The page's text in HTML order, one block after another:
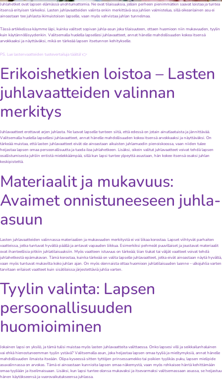
Juhlahetket ovat lapsen elämässä unohtumattomia. Ne ovat tilaisuuksia, jolloin perheen pienimmätkin saavat loistaa ja tuntea
itsensä erityisen tärkeiksi. Lasten juhlavaatteiden valinta onkin merkittävä osa juhlien valmistelua, sillä oikeanlainen asu ei
ainoastaan tee juhlasta ikimuistoisen lapselle, vaan myös vahvistaa juhlan tunnelmaa.
Tässä artikkelissa käymme läpi, kuinka valitset sopivan juhla-asun joka tilaisuuteen, ottaen huomioon niin mukavuuden, tyylin
kuin käytännöllisyydenkin. Valitsemalla huolella lapsellesi juhlavaatteet, annat hänelle mahdollisuuden kokea itsensä
arvokkaaksi ja näyttäväksi, mikä on tärkeää lapsen itsetunnon kehitykselle.
PS. Lue lastenvaatteiden tuotevertailuja täältä! 👉
Erikoishetkien loistoa – Lasten
juhlavaatteiden valinnan
merkitys
Juhlavaatteet erottavat arjen juhlasta. Ne luovat lapselle tunteen siitä, että edessä on jotain ainutlaatuista ja jännittävää.
Valitsemalla huolella lapsellesi juhlavaatteet, annat hänelle mahdollisuuden kokea itsensä arvokkaaksi ja näyttäväksi. On
tärkeää muistaa, että lasten juhlavaatteet eivät ole ainoastaan aikuisten juhlamuodin pienoiskoossa, vaan niiden tulee
heijastaa lapsen omaa persoonallisuutta ja tuoda iloa juhlahetkeen. Lisäksi, oikein valitut juhlavaatteet voivat tehdä lapsen
osallistumisesta juhliin entistä mielekkäämpää, sillä kun lapsi tuntee ylpeyttä asustaan, hän kokee itsensä osaksi juhlan
keskipistettä.
Materiaalit ja mukavuus:
Avaimet onnistuneeseen juhla-
asuun
Lasten juhlavaatteiden valinnassa materiaalien ja mukavuuden merkitystä ei voi liikaa korostaa. Lapset viihtyvät parhaiten
vaatteissa, jotka tuntuvat hyvältä päällä ja antavat vapauden liikkua. Esimerkiksi pehmeät puuvillaiset ja joustavat materiaalit
ovat ihanteellisia pitkiin juhlatilaisuuksiin. Myös vaatteen istuvuus on tärkeää; liian tiukat tai väljät vaatteet voivat tehdä
juhlahetkestä epämukavan. Tämä korostaa, kuinka tärkeää on valita lapselle juhlavaatteet, jotka eivät ainoastaan näytä hyvältä,
vaan myös tuntuvat mukavilta koko juhlan ajan. On myös olennaista ottaa huomioon juhlatilaisuuden luonne – ulkojuhlia varten
tarvitaan erilaiset vaatteet kuin sisätiloissa järjestettäviä juhlia varten.
Tyylin valinta: Lapsen
persoonallisuuden
huomioiminen
Jokainen lapsi on yksilö, ja tämä tulisi muistaa myös lasten juhlavaatteita valittaessa. Onko lapsesi villi ja seikkailunhaluinen
vai ehkä hienostuneemman tyylin ystävä? Valitsemalla asun, joka heijastaa lapsen omaa tyyliä ja mieltymyksiä, annat hänelle
mahdollisuuden ilmaista itseään. Olipa kyseessä sitten tyttöjen prinsessamekko tai poikien tyylikäs puku, lapsen mielipide
asuvalinnassa on arvokas. Tämä ei ainoastaan kunnioita lapsen omaa näkemystä, vaan myös rohkaisee häntä kehittämään
omaa tyyliään ja itseilmaisuaan. Lisäksi, kun lapsi tuntee olonsa mukavaksi ja itsevarmaksi valitsemassaan asussa, se heijastuu
hänen käytökseensä ja vuorovaikutukseensa juhlassa.